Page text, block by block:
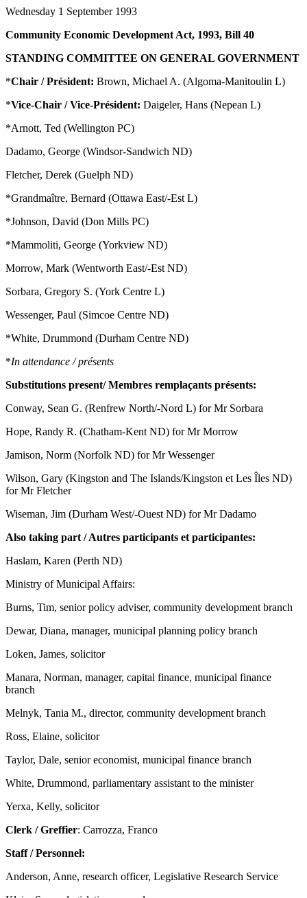
Wednesday 1 September 1993
Community Economic Development Act, 1993, Bill 40
STANDING COMMITTEE ON GENERAL GOVERNMENT
*Chair / Président: Brown, Michael A. (Algoma-Manitoulin L)
*Vice-Chair / Vice-Président: Daigeler, Hans (Nepean L)
*Arnott, Ted (Wellington PC)
Dadamo, George (Windsor-Sandwich ND)
Fletcher, Derek (Guelph ND)
*Grandmaître, Bernard (Ottawa East/-Est L)
*Johnson, David (Don Mills PC)
*Mammoliti, George (Yorkview ND)
Morrow, Mark (Wentworth East/-Est ND)
Sorbara, Gregory S. (York Centre L)
Wessenger, Paul (Simcoe Centre ND)
*White, Drummond (Durham Centre ND)
*In attendance / présents
Substitutions present/ Membres remplaçants présents:
Conway, Sean G. (Renfrew North/-Nord L) for Mr Sorbara
Hope, Randy R. (Chatham-Kent ND) for Mr Morrow
Jamison, Norm (Norfolk ND) for Mr Wessenger
Wilson, Gary (Kingston and The Islands/Kingston et Les Îles ND)
for Mr Fletcher
Wiseman, Jim (Durham West/-Ouest ND) for Mr Dadamo
Also taking part / Autres participants et participantes:
Haslam, Karen (Perth ND)
Ministry of Municipal Affairs:
Burns, Tim, senior policy adviser, community development branch
Dewar, Diana, manager, municipal planning policy branch
Loken, James, solicitor
Manara, Norman, manager, capital finance, municipal finance
branch
Melnyk, Tania M., director, community development branch
Ross, Elaine, solicitor
Taylor, Dale, senior economist, municipal finance branch
White, Drummond, parliamentary assistant to the minister
Yerxa, Kelly, solicitor
Clerk / Greffier: Carrozza, Franco
Staff / Personnel:
Anderson, Anne, research officer, Legislative Research Service